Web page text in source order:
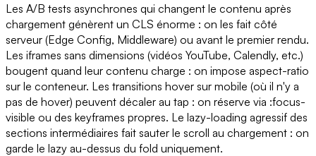
Les A/B tests asynchrones qui changent le contenu après
chargement génèrent un CLS énorme : on les fait côté
serveur (Edge Config, Middleware) ou avant le premier rendu.
Les iframes sans dimensions (vidéos YouTube, Calendly, etc.)
bougent quand leur contenu charge : on impose aspect-ratio
sur le conteneur. Les transitions hover sur mobile (où il n'y a
pas de hover) peuvent décaler au tap : on réserve via :focus-
visible ou des keyframes propres. Le lazy-loading agressif des
sections intermédiaires fait sauter le scroll au chargement : on
garde le lazy au-dessus du fold uniquement.